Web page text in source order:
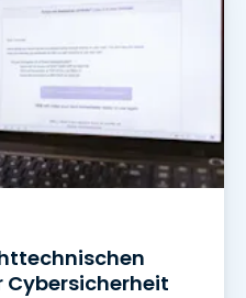
Cybersicherheit